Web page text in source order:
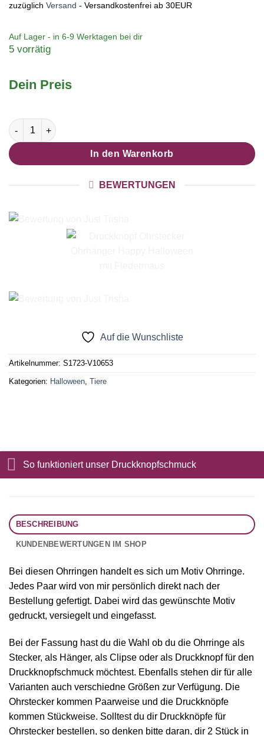
zuzüglich Versand - Versandkostenfrei ab 30EUR
Auf Lager - in 6-9 Werktagen bei dir
5 vorrätig
Dein Preis
Druckknopf Ohrstecker Ohrhänger Happy Halloween mit
In den Warenkorb
BEWERTUNGEN
Auf die Wunschliste
Artikelnummer: S1723-V10653
Kategorien: Halloween, Tiere
So funktioniert unser Druckknopfschmuck
BESCHREIBUNG
KUNDENBEWERTUNGEN IM SHOP
Bei diesen Ohrringen handelt es sich um Motiv Ohrringe.
Jedes Paar wird von mir persönlich direkt nach der
Bestellung gefertigt. Dabei wird das gewünschte Motiv
gedruckt, versiegelt und eingefasst.
Bei der Fassung hast du die Wahl ob du die Ohrringe als
Stecker, als Hänger, als Clipse oder als Druckknopf für den
Druckknopfschmuck möchtest. Ebenfalls stehen dir für alle
Varianten auch verschiedne Größen zur Verfügung. Die
Ohrstecker kommen Paarweise und die Druckknöpfe
kommen Stückweise. Solltest du dir Druckknöpfe für
Ohrstecker bestellen, so denken bitte daran, dir 2 Stück in